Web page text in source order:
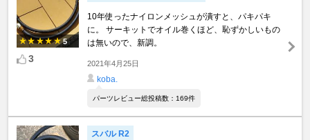
5
3
10年使ったナイロンメッシュが潰すと、パキパキ
に。 サーキットでオイル巻くほど、恥ずかしいもの
は無いので、新調。
2021年4月25日
koba.
パーツレビュー総投稿数：169件
スバル R2